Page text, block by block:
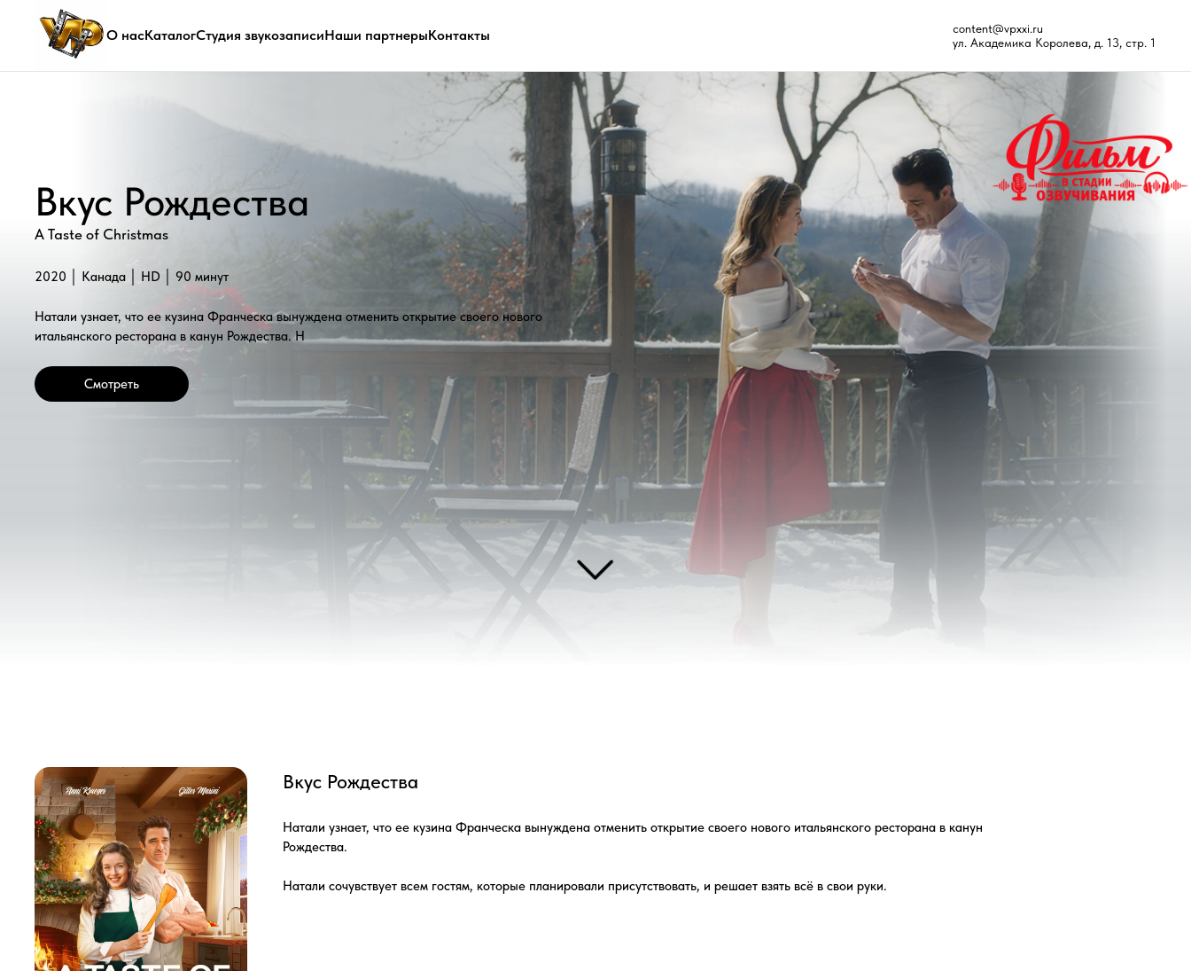
О насКаталогСтудия звукозаписиНаши партнерыКонтакты
content@vpxxi.ru
ул. Академика Королева, д. 13, стр. 1
Вкус Рождества
A Taste of Christmas
Натали узнает, что ее кузина Франческа вынуждена отменить открытие своего нового
итальянского ресторана в канун Рождества. Н
Смотреть
Натали сочувствует всем гостям, которые планировали присутствовать, и решает взять всё в свои руки.